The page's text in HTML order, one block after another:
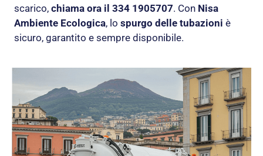
scarico, chiama ora il 334 1905707. Con Nisa
Ambiente Ecologica, lo spurgo delle tubazioni è
sicuro, garantito e sempre disponibile.